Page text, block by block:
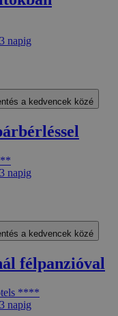
napig
a kedvencek közé
napig
a kedvencek közé
félpanzióval
****
napig